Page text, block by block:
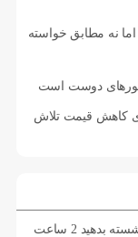
نه مطابق خواسته
دوست است
کاهش قیمت تلاش
بدهید 2 ساعت